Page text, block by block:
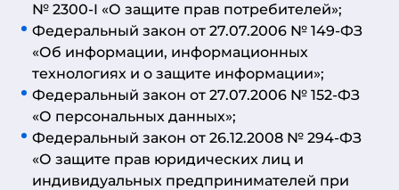
№ 2300-I «О защите прав потребителей»;
Федеральный закон от 27.07.2006 № 149-ФЗ
«Об информации, информационных
технологиях и о защите информации»;
Федеральный закон от 27.07.2006 № 152-ФЗ
«О персональных данных»;
Федеральный закон от 26.12.2008 № 294-ФЗ
«О защите прав юридических лиц и
индивидуальных предпринимателей при